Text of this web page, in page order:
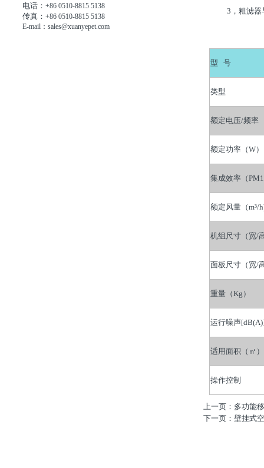
电话： +86 0510-8815 5138
传真： +86 0510-8815 5138
E-mail：sales@xuanyepet.com
3，粗滤器与
型 号
类型
额定电压/频率
额定功率（W）
集成效率（
额定风量（m³/
机组尺寸（宽/
面板尺寸（宽/
重量（Kg）
运行噪声
适用面积（㎡）
操作控制
上一页：多功能
下一页：壁挂式